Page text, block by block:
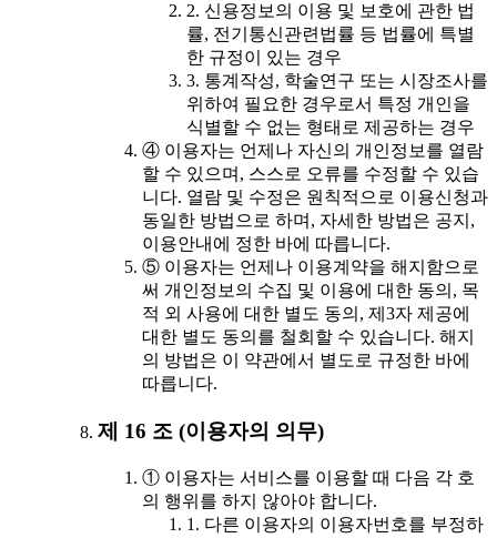
2. 신용정보의 이용 및 보호에 관한 법
률, 전기통신관련법률 등 법률에 특별
한 규정이 있는 경우
3. 통계작성, 학술연구 또는 시장조사를
위하여 필요한 경우로서 특정 개인을
식별할 수 없는 형태로 제공하는 경우
④ 이용자는 언제나 자신의 개인정보를 열람
할 수 있으며, 스스로 오류를 수정할 수 있습
니다. 열람 및 수정은 원칙적으로 이용신청과
동일한 방법으로 하며, 자세한 방법은 공지,
이용안내에 정한 바에 따릅니다.
⑤ 이용자는 언제나 이용계약을 해지함으로
써 개인정보의 수집 및 이용에 대한 동의, 목
적 외 사용에 대한 별도 동의, 제3자 제공에
대한 별도 동의를 철회할 수 있습니다. 해지
의 방법은 이 약관에서 별도로 규정한 바에
따릅니다.
제 16 조 (이용자의 의무)
① 이용자는 서비스를 이용할 때 다음 각 호
의 행위를 하지 않아야 합니다.
1. 다른 이용자의 이용자번호를 부정하